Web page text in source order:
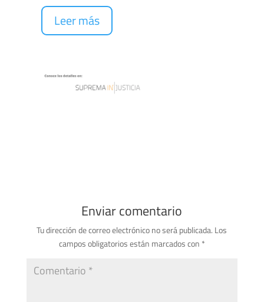
Leer más
Enviar comentario
Tu dirección de correo electrónico no será publicada. Los
campos obligatorios están marcados con *